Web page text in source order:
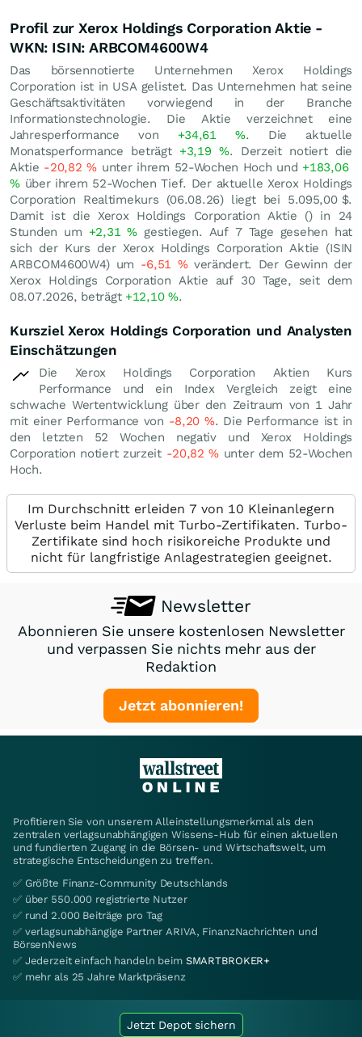
Profil zur Xerox Holdings Corporation Aktie -
WKN: ISIN: ARBCOM4600W4
Das börsennotierte Unternehmen Xerox Holdings
Corporation ist in USA gelistet. Das Unternehmen hat seine
Geschäftsaktivitäten vorwiegend in der Branche
Informationstechnologie. Die Aktie verzeichnet eine
Jahresperformance von +34,61%. Die aktuelle
Monatsperformance beträgt +3,19%. Derzeit notiert die
Aktie -20,82% unter ihrem 52-Wochen Hoch und +183,06
%über ihrem 52-Wochen Tief. Der aktuelle Xerox Holdings
Corporation Realtimekurs (06.08.26) liegt bei 5.095,00 $.
Damit ist die Xerox Holdings Corporation Aktie () in 24
Stunden um +2,31% gestiegen. Auf 7 Tage gesehen hat
sich der Kurs der Xerox Holdings Corporation Aktie (ISIN
ARBCOM4600W4) um -6,51 %verändert. Der Gewinn der
Xerox Holdings Corporation Aktie auf 30 Tage, seit dem
08.07.2026, beträgt +12,10 %.
Kursziel Xerox Holdings Corporation und Analysten
Einschätzungen
Die Xerox Holdings Corporation Aktien Kurs
Performance und ein Index Vergleich zeigt eine
schwache Wertentwicklung über den Zeitraum von 1 Jahr
mit einer Performance von -8,20%. Die Performance ist in
den letzten 52 Wochen negativ und Xerox Holdings
Corporation notiert zurzeit -20,82% unter dem 52-Wochen
Hoch.
Im Durchschnitt erleiden 7 von 10 Kleinanlegern
Verluste beim Handel mit Turbo-Zertifikaten. Turbo-
Zertifikate sind hoch risikoreiche Produkte und
nicht für langfristige Anlagestrategien geeignet.
Newsletter
Abonnieren Sie unsere kostenlosen Newsletter
und verpassen Sie nichts mehr aus der
Redaktion
Jetzt abonnieren!
Profitieren Sie von unserem Alleinstellungsmerkmal als den
zentralen verlagsunabhängigen Wissens-Hub für einen aktuellen
und fundierten Zugang in die Börsen- und Wirtschaftswelt, um
strategische Entscheidungen zu treffen.
✅ Größte Finanz-Community Deutschlands
✅ über 550.000 registrierte Nutzer
✅ rund 2.000 Beiträge pro Tag
✅ verlagsunabhängige Partner ARIVA, FinanzNachrichten und
BörsenNews
✅ Jederzeit einfach handeln beim SMARTBROKER+
✅ mehr als 25 Jahre Marktpräsenz
Jetzt Depot sichern